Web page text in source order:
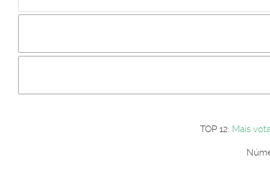
Incluir imagem :
Os
Primeiro autentique-se...
TOP 12: Mais